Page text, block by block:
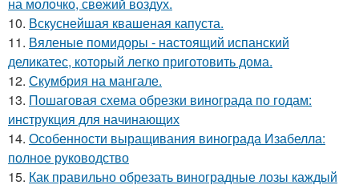
на молoчко, свeжий воздух.
10. Вскуснейшая квашеная капуста.
11. Вяленые помидоры - настоящий испанский
деликатес, который легко приготовить дома.
12. Скумбрия на мангале.
13. Пошаговая схема обрезки винограда по годам:
инструкция для начинающих
14. Особенности выращивания винограда Изабелла:
полное руководство
15. Как правильно обрезать виноградные лозы каждый